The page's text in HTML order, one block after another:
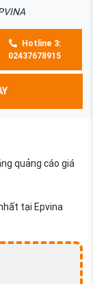
Hotline 3:
02437678915
quảng cáo giá
tại Epvina